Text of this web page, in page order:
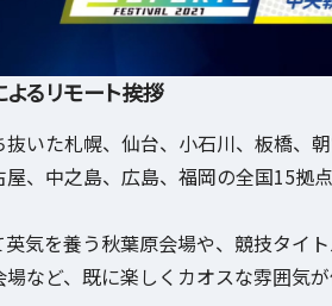
るリモート挨拶
抜いた札幌、仙台、小石川、板橋、
、中之島、広島、福岡の全国15拠
英気を養う秋葉原会場や、競技タイ
など、既に楽しくカオスな雰囲気が